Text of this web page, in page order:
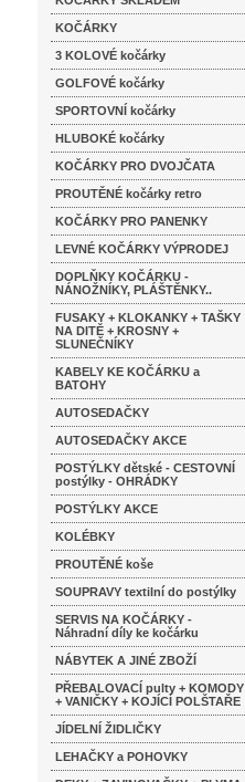
KOČÁRKY
3 KOLOVÉ kočárky
GOLFOVÉ kočárky
SPORTOVNÍ kočárky
HLUBOKÉ kočárky
KOČÁRKY PRO DVOJČATA
PROUTĚNÉ kočárky retro
KOČÁRKY PRO PANENKY
LEVNÉ KOČÁRKY VÝPRODEJ
DOPLŇKY KOČÁRKU -
NÁNOŽNÍKY, PLÁŠTĚNKY..
FUSAKY + KLOKANKY + TAŠKY
NA DITĚ + KROSNY +
SLUNEČNÍKY
KABELY KE KOČÁRKU a
BATOHY
AUTOSEDAČKY
AUTOSEDAČKY AKCE
POSTÝLKY dětské - CESTOVNÍ
postýlky - OHRÁDKY
POSTÝLKY AKCE
KOLÉBKY
PROUTĚNÉ koše
SOUPRAVY textilní do postýlky
SERVIS NA KOČÁRKY -
Náhradní díly ke kočárku
NÁBYTEK A JINÉ ZBOŽÍ
PŘEBALOVACÍ pulty + KOMODY
+ VANIČKY + KOJÍCÍ POLŠTAŘE
JÍDELNÍ ŽIDLIČKY
LEHAČKY a POHOVKY